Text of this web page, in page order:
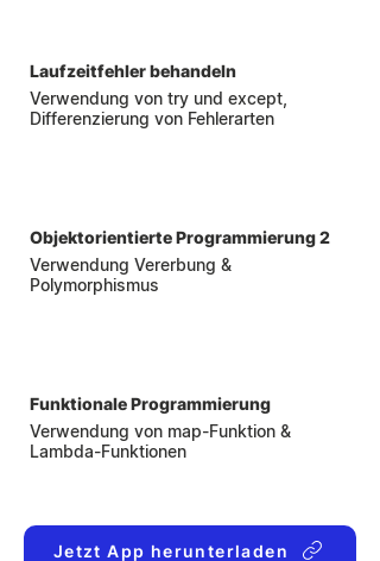
Laufzeitfehlerbehandeln
Verwendung von try und except,
Differenzierung von Fehlerarten
Objektorientierte Programmierung 2
Verwendung Vererbung &
Polymorphismus
Funktionale Programmierung
Verwendung von map-Funktion &
Lambda-Funktionen
Jetzt App herunterladen